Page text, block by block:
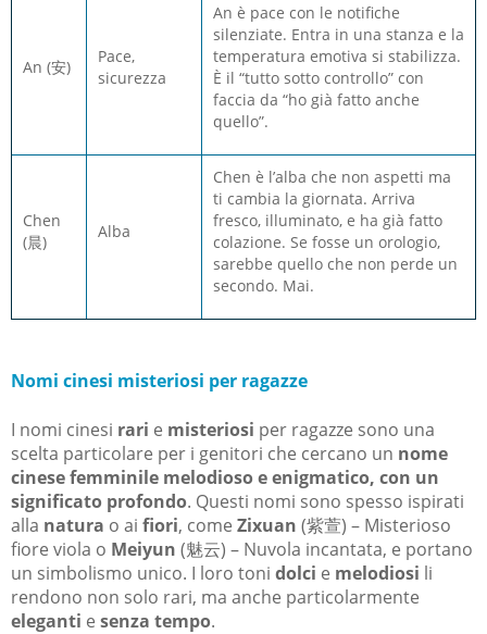
An (安)
Pace,
sicurezza
An è pace con le notifiche
silenziate. Entra in una stanza e la
temperatura emotiva si stabilizza.
È il “tutto sotto controllo” con
faccia da “ho già fatto anche
quello”.
Chen
(晨)
Alba
Chen è l’alba che non aspetti ma
ti cambia la giornata. Arriva
fresco, illuminato, e ha già fatto
colazione. Se fosse un orologio,
sarebbe quello che non perde un
secondo. Mai.
Nomi cinesi misteriosi per ragazze
I nomi cinesi rari e misteriosi per ragazze sono una
scelta particolare per i genitori che cercano un nome
cinese femminile melodioso e enigmatico, con un
significato profondo. Questi nomi sono spesso ispirati
alla natura o ai fiori, come Zixuan (紫萱) – Misterioso
fiore viola o Meiyun (魅云) – Nuvola incantata, e portano
un simbolismo unico. I loro toni dolci e melodiosi li
rendono non solo rari, ma anche particolarmente
eleganti e senza tempo.